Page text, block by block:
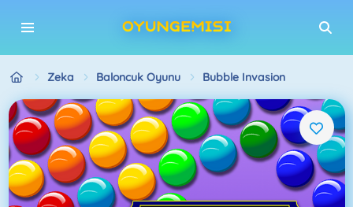
Zeka Baloncuk Oyunu Bubble Invasion